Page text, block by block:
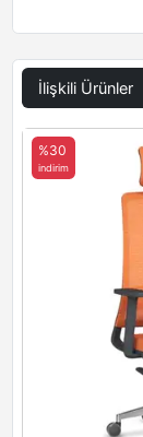
İlişkili Ürünler
%30
indirim